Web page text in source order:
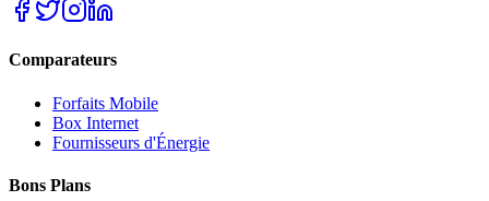
Comparateurs
Forfaits Mobile
Box Internet
Fournisseurs d'Énergie
Bons Plans